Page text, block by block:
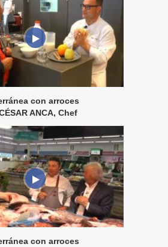
con arroces
ANCA, Chef
con arroces